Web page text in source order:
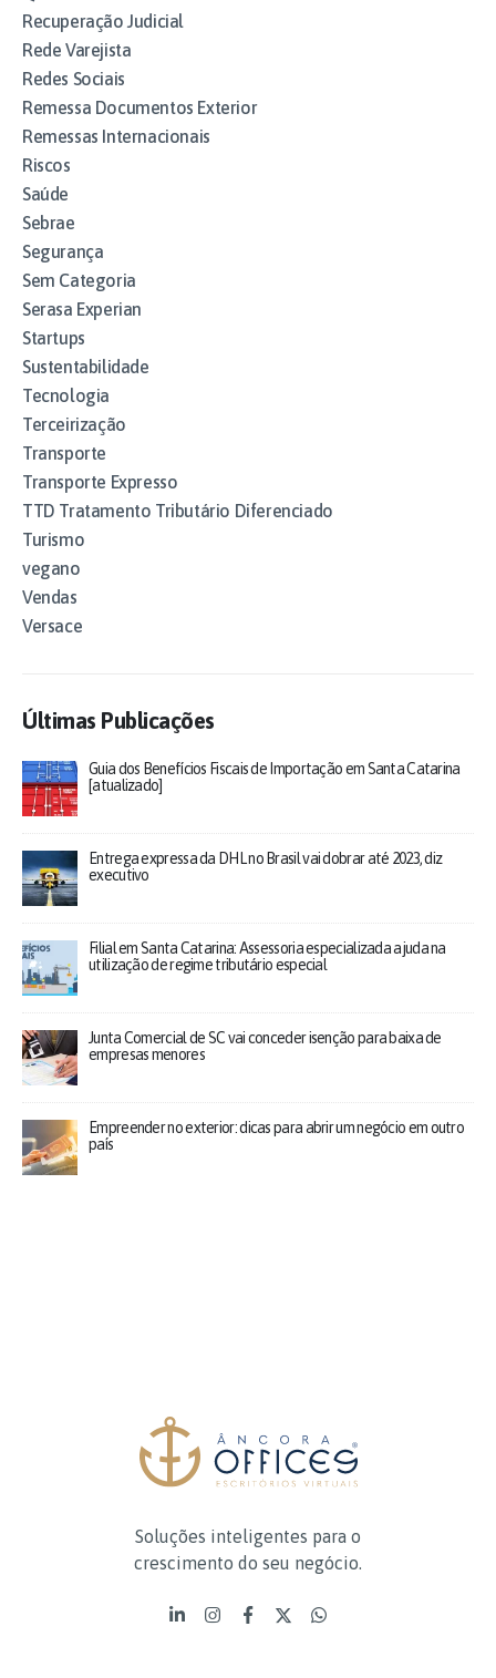
Recuperação Judicial
Rede Varejista
Redes Sociais
Remessa Documentos Exterior
Remessas Internacionais
Riscos
Saúde
Sebrae
Segurança
Sem Categoria
Serasa Experian
Startups
Sustentabilidade
Tecnologia
Terceirização
Transporte
Transporte Expresso
TTD Tratamento Tributário Diferenciado
Turismo
vegano
Vendas
Versace
Últimas Publicações
Guia dos Benefícios Fiscais de Importação em Santa Catarina
[atualizado]
Entrega expressa da DHL no Brasil vai dobrar até 2023, diz
executivo
Filial em Santa Catarina: Assessoria especializada ajuda na
utilização de regime tributário especial
Junta Comercial de SC vai conceder isenção para baixa de
empresas menores
Empreender no exterior: dicas para abrir um negócio em outro
país
Soluções inteligentes para o
crescimento do seu negócio.